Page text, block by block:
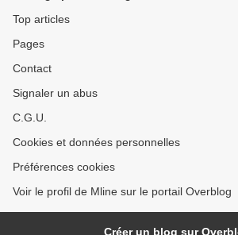
Top articles
Pages
Contact
Signaler un abus
C.G.U.
Cookies et données personnelles
Préférences cookies
Voir le profil de Mline sur le portail Overblog
Créer un blog sur